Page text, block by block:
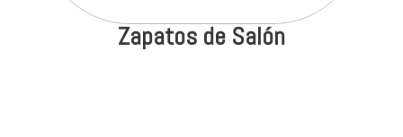
Zapatos de Salón